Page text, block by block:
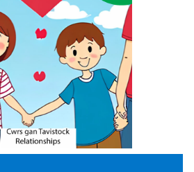
Gwella eich perthynas
â rhiant arall eich plentyn,
teuluol, gwella
eich plentyn, rheoli
bywyd teuluol, lleihau
yn eich perthynas.